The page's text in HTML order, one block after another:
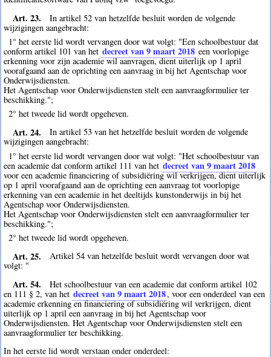
Art. 23.
In artikel 52 van hetzelfde besluit worden de volgende
wijzigingen aangebracht:
1° het eerste lid wordt vervangen door wat volgt: "Een schoolbestuur dat
conform artikel 101 van het decreet van 9 maart 2018 een voorlopige
erkenning voor zijn academie wil aanvragen, dient uiterlijk op 1 april
voorafgaand aan de oprichting een aanvraag in bij het Agentschap voor
Onderwijsdiensten.
Het Agentschap voor Onderwijsdiensten stelt een aanvraagformulier ter
beschikking.";
2° het tweede lid wordt opgeheven.
Art. 24.
In artikel 53 van het hetzelfde besluit worden de volgende
wijzigingen aangebracht:
1° het eerste lid wordt vervangen door wat volgt: "Het schoolbestuur van
een academie dat conform artikel 111 van het decreet van 9 maart 2018
voor een academie financiering of subsidiëring wil verkrijgen, dient uiterlijk
op 1 april voorafgaand aan de oprichting een aanvraag tot voorlopige
erkenning van een academie in het deeltijds kunstonderwijs in bij het
Agentschap voor Onderwijsdiensten.
Het Agentschap voor Onderwijsdiensten stelt een aanvraagformulier ter
beschikking.";
2° het tweede lid wordt opgeheven.
Art. 25.
Artikel 54 van hetzelfde besluit wordt vervangen door wat
volgt: "
Art. 54.
Het schoolbestuur van een academie dat conform artikel 102
en 111 § 2, van het decreet van 9 maart 2018, voor een onderdeel van een
academie erkenning en financiering of subsidiëring wil verkrijgen, dient
uiterlijk op 1 april een aanvraag in bij het Agentschap voor
Onderwijsdiensten. Het Agentschap voor Onderwijsdiensten stelt een
aanvraagformulier ter beschikking.
In het eerste lid wordt verstaan onder onderdeel: